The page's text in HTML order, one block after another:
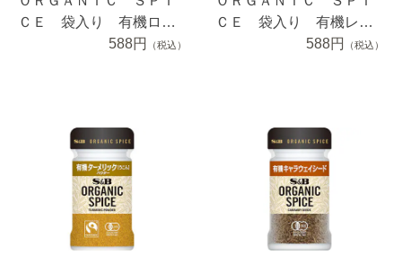
ＣＥ 袋入り 有機ロー
588円 （税込）
ＣＥ 袋入り 有機レモ
ングラス ２.６ｇ
588円 （税込）